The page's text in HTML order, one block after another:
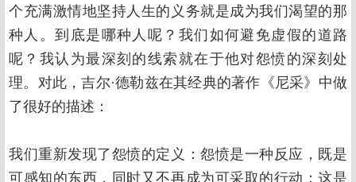
个充满激情地坚持人生的义务就是成为我们渴望的那
种人。到底是哪种人呢？我们如何避免虚假的道路
呢？我认为最深刻的线索就在于他对怨愤的深刻处
理。对此，吉尔·德勒兹在其经典的著作《尼采》中做
了很好的描述：
我们重新发现了怨愤的定义：怨愤是一种反应，既是
可感知的东西，同时又不再成为可采取的行动：这是